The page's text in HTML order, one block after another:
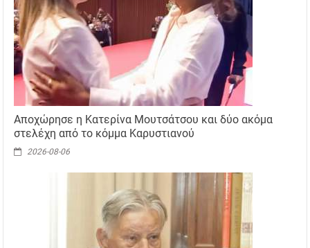
Αποχώρησε η Κατερίνα Μουτσάτσου και δύο ακόμα
στελέχη από το κόμμα Καρυστιανού
2026-08-06